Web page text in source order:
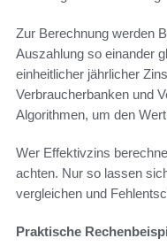
Zur Berechnung werden
Auszahlung so einander
einheitlicher jährlicher
Verbraucherbanken und
Algorithmen, um den
Wer Effektivzins
achten. Nur so lassen
vergleichen und
Praktische